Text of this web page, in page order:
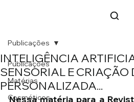
Publicações
Matérias
Cosméticos
Publicações
INTELIGÊNCIA
SENSORIAL E CRIAÇÃO
PERSONALIZADA...
Nessa matéria para a